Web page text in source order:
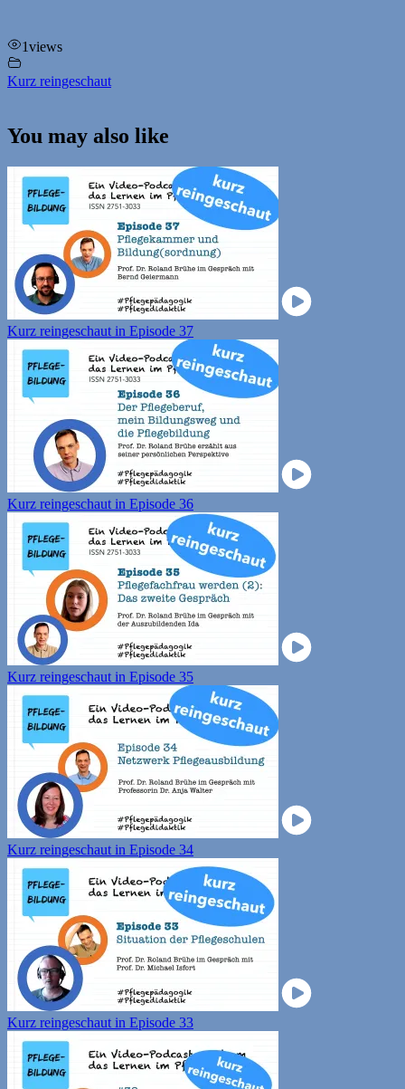
1views
Kurz reingeschaut
You may also like
Kurz reingeschaut in Episode 37
Kurz reingeschaut in Episode 36
Kurz reingeschaut in Episode 35
Kurz reingeschaut in Episode 34
Kurz reingeschaut in Episode 33